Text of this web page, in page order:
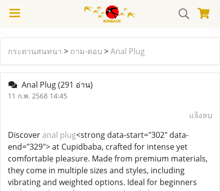
กระดานสนทนา > ถาม-ตอบ >Anal Plug
Anal Plug(291 อ่าน)
11 ก.พ. 2568 14:45
แจ้งลบ
Discover anal plug<strong data-start="302" data-
end="329"> at Cupidbaba, crafted for intense yet
comfortable pleasure. Made from premium materials,
they come in multiple sizes and styles, including
vibrating and weighted options. Ideal for beginners